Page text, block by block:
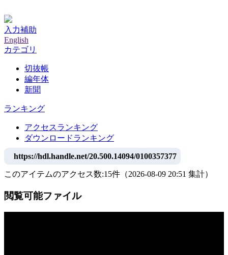
入力補助
English
カテゴリ
切抜帳
編年体
新聞
ランキング
アクセスランキング
ダウンロードランキング
https://hdl.handle.net/20.500.14094/0100357377
このアイテムのアクセス数:15件 （2026-08-09 20:51 集計）
閲覧可能ファイル